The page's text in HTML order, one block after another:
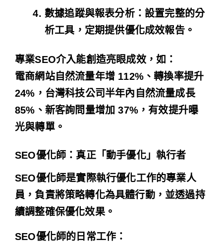
數據追蹤與報表分析：設置完整的分
析工具，定期提供優化成效報告。
專業SEO介入能創造亮眼成效，如：
電商網站自然流量年增 112% 、轉換率提升
24% ，台灣科技公司半年內自然流量成長
85% 、新客詢問量增加37% ，有效提升曝
光與轉單。
SEO優化師：真正「動手優化」執行者
SEO優化師是實際執行優化工作的專業人
員，負責將策略轉化為具體行動，並透過持
續調整確保優化效果。
SEO優化師的日常工作：